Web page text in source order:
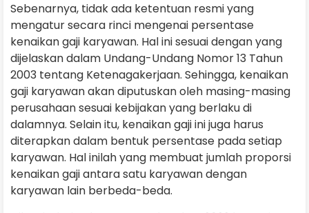
Sebenarnya, tidak ada ketentuan resmi yang
mengatur secara rinci mengenai persentase
kenaikan gaji karyawan. Hal ini sesuai dengan yang
dijelaskan dalam Undang-Undang Nomor 13 Tahun
2003 tentang Ketenagakerjaan. Sehingga, kenaikan
gaji karyawan akan diputuskan oleh masing-masing
perusahaan sesuai kebijakan yang berlaku di
dalamnya. Selain itu, kenaikan gaji ini juga harus
diterapkan dalam bentuk persentase pada setiap
karyawan. Hal inilah yang membuat jumlah proporsi
kenaikan gaji antara satu karyawan dengan
karyawan lain berbeda-beda.